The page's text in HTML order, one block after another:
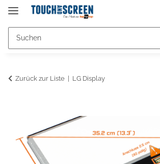
Zurück zur Liste LG Display